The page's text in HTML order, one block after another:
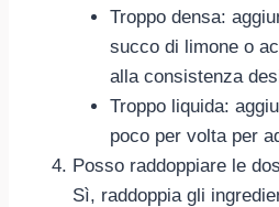
Troppo densa:
succo di limone o
alla consistenza
Troppo liquida:
poco per volta per
Posso raddoppiare le
Sì, raddoppia gli